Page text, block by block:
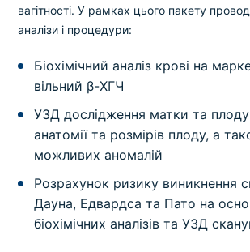
вагітності. У рамках цього пакету
аналізи і процедури:
Біохімічний аналіз крові на
вільний β-ХГЧ
УЗД дослідження матки та
анатомії та розмірів плоду, а
можливих аномалій
Розрахунок ризику виникнення
Дауна, Едвардса та Пато на
біохімічних аналізів та УЗД